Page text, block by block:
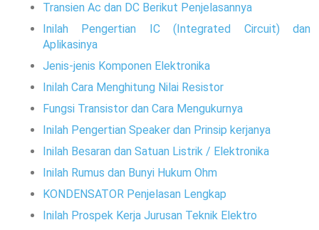
Transien Ac dan DC Berikut Penjelasannya
Inilah Pengertian IC (Integrated Circuit) dan
Aplikasinya
Jenis-jenis Komponen Elektronika
Inilah Cara Menghitung Nilai Resistor
Fungsi Transistor dan Cara Mengukurnya
Inilah Pengertian Speaker dan Prinsip kerjanya
Inilah Besaran dan Satuan Listrik / Elektronika
Inilah Rumus dan Bunyi Hukum Ohm
KONDENSATOR Penjelasan Lengkap
Inilah Prospek Kerja Jurusan Teknik Elektro